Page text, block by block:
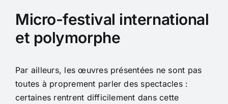
Micro-festival international
et polymorphe
Par ailleurs, les œuvres présentées ne sont pas
toutes à proprement parler des spectacles :
certaines rentrent difficilement dans cette